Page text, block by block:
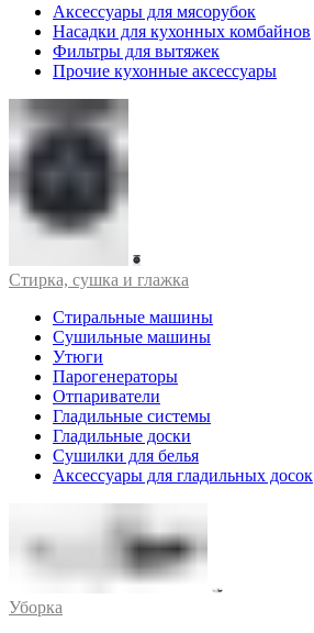
Аксессуары для мясорубок
Насадки для кухонных комбайнов
Фильтры для вытяжек
Прочие кухонные аксессуары
Стирка, сушка и глажка
Стиральные машины
Сушильные машины
Утюги
Парогенераторы
Отпариватели
Гладильные системы
Гладильные доски
Сушилки для белья
Аксессуары для гладильных досок
Уборка